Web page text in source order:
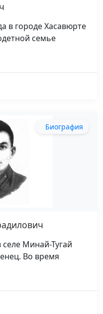
в городе Хасавюрте
семье
Биография
Минай-Тугай
Во время